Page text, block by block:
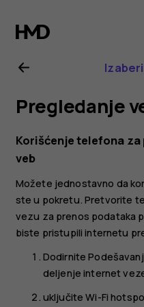
Nokia
4.2
za
Pregledanje
Korišćenje telefona
veb
Možete jednostavno da
ste u pokretu. Pretvorite
vezu za prenos podataka
biste pristupili internetu
Dodirnite
deljenje internet
uključiteWi-Fi